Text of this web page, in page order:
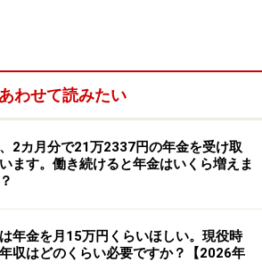
あわせて読みたい
2カ月分で21万2337円の年金を受け取
ます。働き続けると年金はいくら増えま
年金を月15万円くらいほしい。現役時
収はどのくらい必要ですか？【2026年